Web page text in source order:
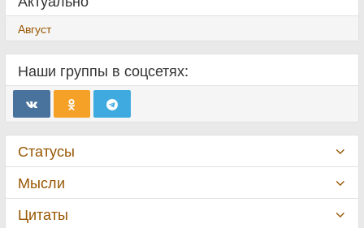
Август
Наши группы в соцсетях:
Статусы
Мысли
Цитаты